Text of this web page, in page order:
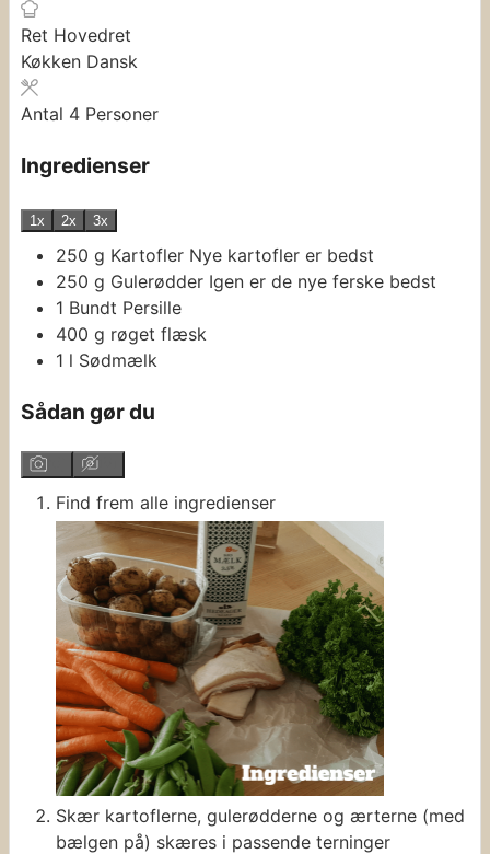
Ret Hovedret
Køkken Dansk
Antal 4 Personer
Ingredienser
1x 2x 3x
250 g Kartofler Nye kartofler er bedst
250 g Gulerødder Igen er de nye ferske bedst
1 Bundt Persille
400 g røget flæsk
1 l Sødmælk
Sådan gør du
Find frem alle ingredienser
Skær kartoflerne, gulerødderne og ærterne (med
bælgen på) skæres i passende terninger